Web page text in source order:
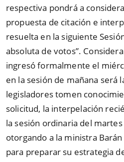
respectiva pondrá a
propuesta de citación e
resuelta en la siguiente
absoluta de votos”.
ingresó formalmente el
en la sesión de mañana será
legisladores tomen
solicitud, la interpelación
la sesión ordinaria del
otorgando a la ministra
para preparar su estrategia